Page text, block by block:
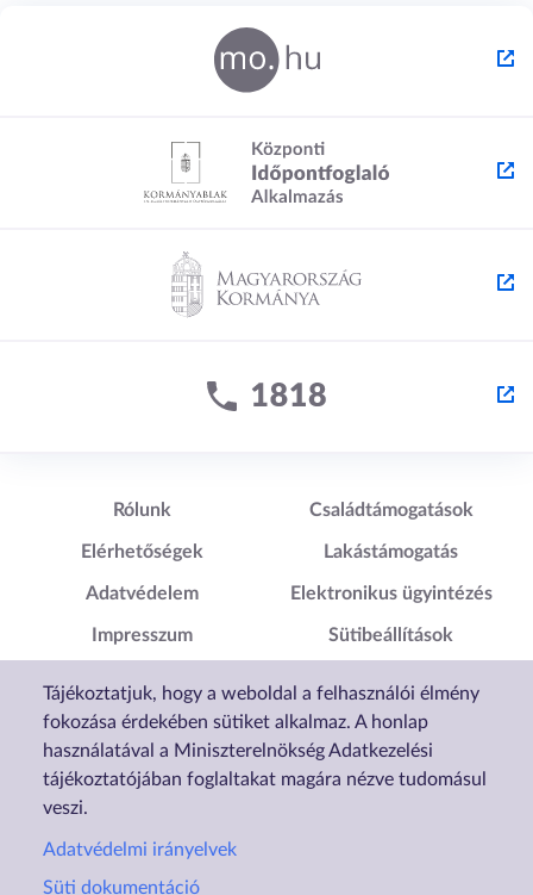
Tájékoztatjuk, hogy a weboldal a felhasználói élmény
fokozása érdekében sütiket alkalmaz. A honlap
használatával a Miniszterelnökség Adatkezelési
tájékoztatójában foglaltakat magára nézve tudomásul
veszi.
Adatvédelmi irányelvek
Süti dokumentáció
Lábléc1
Rólunk
Elérhetőségek
Adatvédelem
Impresszum
Nyilatkozat
Lábléc2
Családtámogatások
Lakástámogatás
Elektronikus ügyintézés
Sütibeállítások